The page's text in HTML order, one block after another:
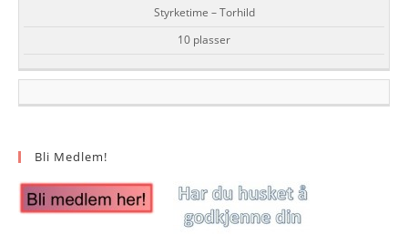
Styrketime – Torhild
10 plasser
Bli Medlem!